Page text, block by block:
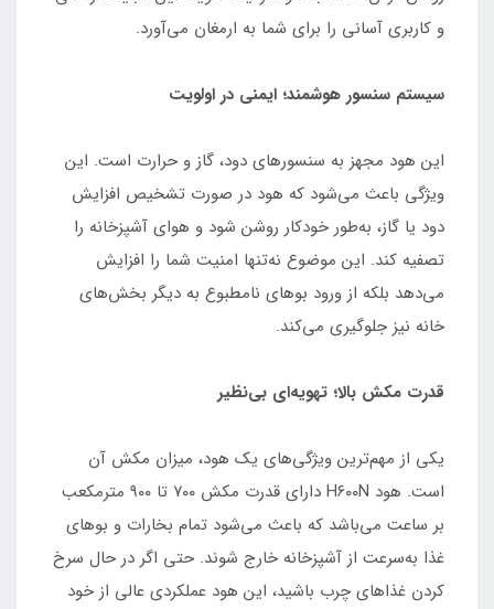
و کاربری آسانی را برای شما به ارمغان می‌آورد.
سیستم سنسور هوشمند؛ ایمنی در اولویت
این هود مجهز به سنسورهای دود، گاز و حرارت است. این
ویژگی باعث می‌شود که هود در صورت تشخیص افزایش
دود یا گاز، به‌طور خودکار روشن شود و هوای آشپزخانه را
تصفیه کند. این موضوع نه‌تنها امنیت شما را افزایش
می‌دهد بلکه از ورود بوهای نامطبوع به دیگر بخش‌های
خانه نیز جلوگیری می‌کند.
قدرت مکش بالا؛ تهویه‌ای بی‌نظیر
یکی از مهم‌ترین ویژگی‌های یک هود، میزان مکش آن
است. هود H۶۰۰N دارای قدرت مکش ۷۰۰ تا ۹۰۰ مترمکعب
بر ساعت می‌باشد که باعث می‌شود تمام بخارات و بوهای
غذا به‌سرعت از آشپزخانه خارج شوند. حتی اگر در حال سرخ
کردن غذاهای چرب باشید، این هود عملکردی عالی از خود